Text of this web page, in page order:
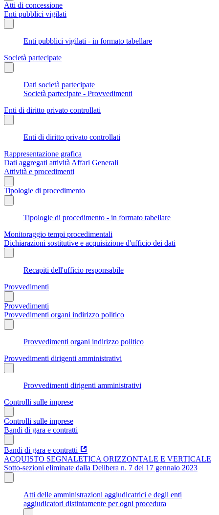
Atti di concessione
Enti pubblici vigilati
Enti pubblici vigilati - in formato tabellare
Società partecipate
Dati società partecipate
Società partecipate - Provvedimenti
Enti di diritto privato controllati
Enti di diritto privato controllati
Rappresentazione grafica
Dati aggregati attività Affari Generali
Attività e procedimenti
Tipologie di procedimento
Tipologie di procedimento - in formato tabellare
Monitoraggio tempi procedimentali
Dichiarazioni sostitutive e acquisizione d'ufficio dei dati
Recapiti dell'ufficio responsabile
Provvedimenti
Provvedimenti
Provvedimenti organi indirizzo politico
Provvedimenti organi indirizzo politico
Provvedimenti dirigenti amministrativi
Provvedimenti dirigenti amministrativi
Controlli sulle imprese
Controlli sulle imprese
Bandi di gara e contratti
Bandi di gara e contratti
ACQUISTO SEGNALETICA ORIZZONTALE E VERTICALE
Sotto-sezioni eliminate dalla Delibera n. 7 del 17 gennaio 2023
Atti delle amministrazioni aggiudicatrici e degli enti
aggiudicatori distintamente per ogni procedura